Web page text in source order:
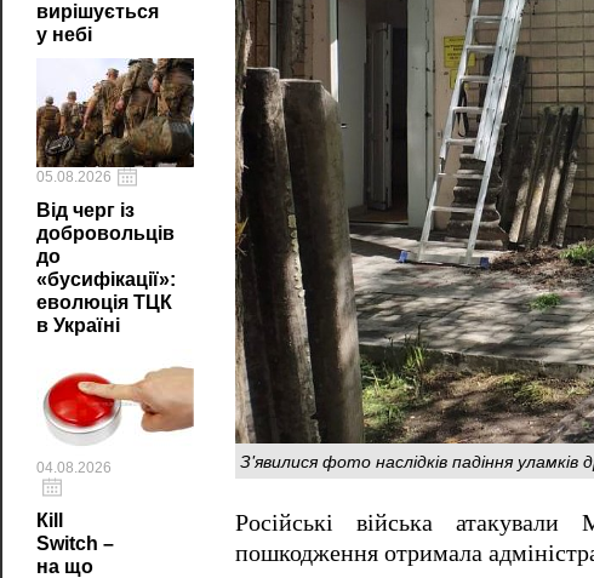
вирішується
у небі
05.08.2026
Від черг із
добровольців
до
«бусифікації»:
еволюція ТЦК
в Україні
04.08.2026
Кill
Switch –
на що
З'явилися фото наслідків падіння уламків
Російські війська
пошкодження отримала